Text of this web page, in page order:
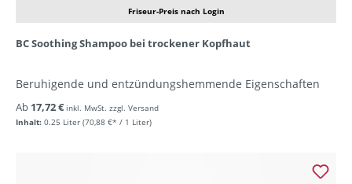
Friseur-Preis nach Login
BC Soothing Shampoo bei trockener Kopfhaut
Beruhigende und entzündungshemmende Eigenschaften
Inhalt: 0.25 Liter (70,88 €* / 1 Liter)
Ab 17,72 € inkl. MwSt. zzgl. Versand